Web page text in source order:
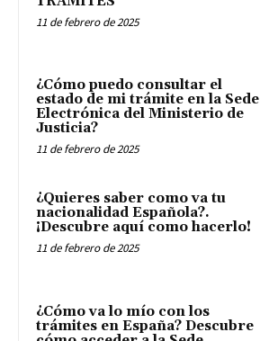
11 de febrero de 2025
¿Cómo puedo consultar el
estado de mi trámite en la Sede
Electrónica del Ministerio de
Justicia?
11 de febrero de 2025
¿Quieres saber como va tu
nacionalidad Española?.
¡Descubre aquí como hacerlo!
11 de febrero de 2025
¿Cómo va lo mío con los
trámites en España? Descubre